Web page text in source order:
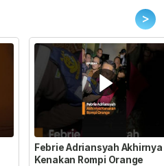
>
Febrie Adriansyah Akhirnya
Kenakan Rompi Orange